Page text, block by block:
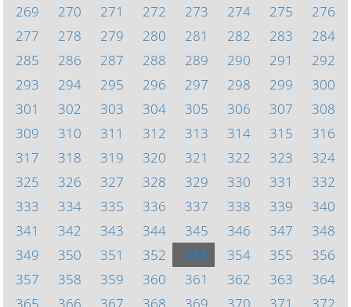
269
270 271 272 273 274 275
276
277
278 279 280 281 282 283
284
285
286 287 288 289 290 291
292
293
294 295 296 297 298 299
300
301
302 303 304 305 306 307
308
309
310 311 312 313 314 315
316
317
318 319 320 321 322 323
324
325
326 327 328 329 330 331
332
333
334 335 336 337 338 339
340
341
342 343 344 345 346 347
348
349
350 351 352 353 354 355
356
357
358 359 360 361 362 363
364